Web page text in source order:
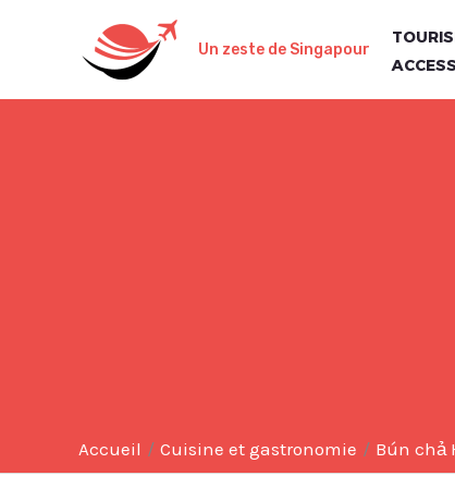
Un zeste de Singapour
Accueil Cuisine et gastronomie Bún chả